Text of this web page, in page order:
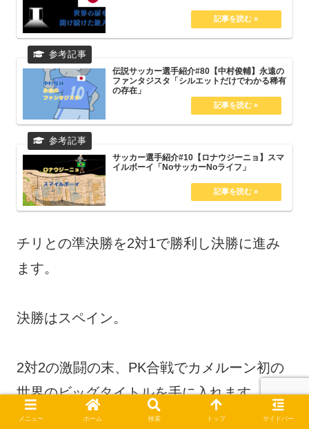
伝説サッカー選手紹介#80【中村俊輔】永遠の
ファンタジスタ「シルエットだけでわかる稀有
の存在」
サッカー選手紹介#10【ロナウジーニョ】スマ
イルボーイ「NoサッカーNoライフ」
チリとの準決勝を2対1で勝利し決勝に進み
ます。
決勝はスペイン。
2対2の激闘の末、PK合戦でカメルーン初の
世界のビッグタイトルを手に入れます。
メニュー ホーム 検索 トップ サイドバー